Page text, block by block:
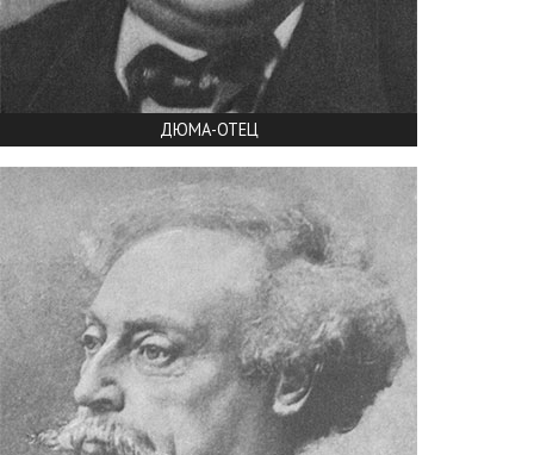
ДЮМА-ОТЕЦ